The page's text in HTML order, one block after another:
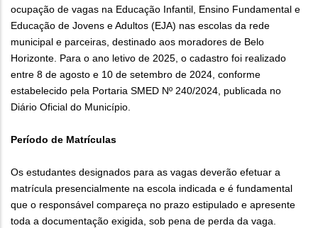
ocupação de vagas na Educação Infantil, Ensino Fundamental e
Educação de Jovens e Adultos (EJA) nas escolas da rede
municipal e parceiras, destinado aos moradores de Belo
Horizonte. Para o ano letivo de 2025, o cadastro foi realizado
entre 8 de agosto e 10 de setembro de 2024, conforme
estabelecido pela Portaria SMED Nº 240/2024, publicada no
Diário Oficial do Município.
Período de Matrículas
Os estudantes designados para as vagas deverão efetuar a
matrícula presencialmente na escola indicada e é fundamental
que o responsável compareça no prazo estipulado e apresente
toda a documentação exigida, sob pena de perda da vaga.